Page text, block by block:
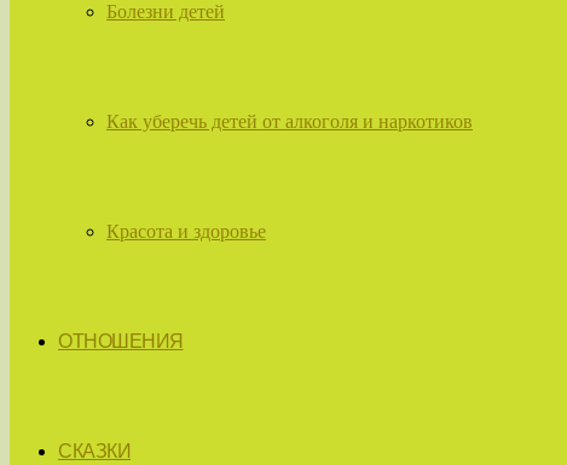
Болезни детей
Как уберечь детей от алкоголя и наркотиков
Красота и здоровье
ОТНОШЕНИЯ
СКАЗКИ